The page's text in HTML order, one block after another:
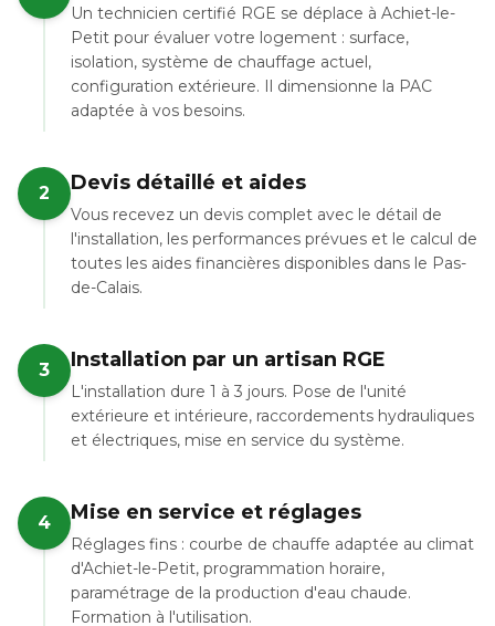
Un technicien certifié RGE se déplace à Achiet-le-
Petit pour évaluer votre logement : surface,
isolation, système de chauffage actuel,
configuration extérieure. Il dimensionne la PAC
adaptée à vos besoins.
2 Devis détaillé et aides
Vous recevez un devis complet avec le détail de
l'installation, les performances prévues et le calcul de
toutes les aides financières disponibles dans le Pas-
de-Calais.
3 Installation par un artisan RGE
L'installation dure 1 à 3 jours. Pose de l'unité
extérieure et intérieure, raccordements hydrauliques
et électriques, mise en service du système.
4 Mise en service et réglages
Réglages fins : courbe de chauffe adaptée au climat
d'Achiet-le-Petit, programmation horaire,
paramétrage de la production d'eau chaude.
Formation à l'utilisation.